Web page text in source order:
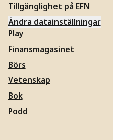
Tillgänglighet på EFN
Ändra datainställningar
Play
Finansmagasinet
Börs
Vetenskap
Bok
Podd